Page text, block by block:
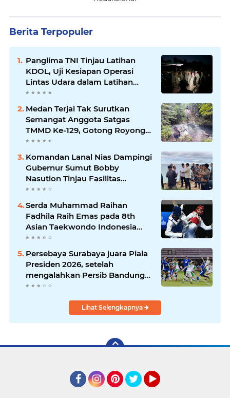
Berita Terpopuler
Panglima TNI Tinjau Latihan
KDOL, Uji Kesiapan Operasi
Lintas Udara dalam Latihan
Terintegrasi TNI 2026
Medan Terjal Tak Surutkan
Semangat Anggota Satgas
TMMD Ke-129, Gotong Royong
Wujudkan Pembangunan di
Kampung Sesor
Komandan Lanal Nias Dampingi
Gubernur Sumut Bobby
Nasution Tinjau Fasilitas
Kesehatan dan Budidaya
Rumput Laut di Nias Utara
Serda Muhammad Raihan
Fadhila Raih Emas pada 8th
Asian Taekwondo Indonesia
Open Championship 2026*
Persebaya Surabaya juara Piala
Presiden 2026, setelah
mengalahkan Persib Bandung
melalui drama adu penalti pada
6-5 setelah kedua tim bermain
Lihat Selengkapnya